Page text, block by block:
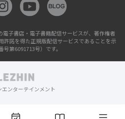
電子書店・電子書籍配信サービスが、著作権者
許諾を得た正規版配信サービスであることを示
第6091713号）です。
エンターテインメント